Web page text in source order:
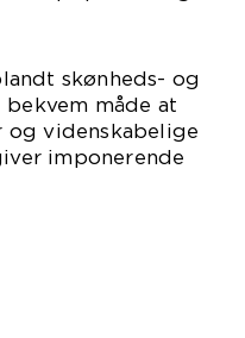
skønheds- og
måde at
og videnskabelige
imponerende